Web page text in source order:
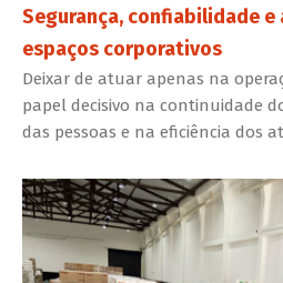
Segurança, confiabilidade
espaços corporativos
Deixar de atuar apenas na
papel decisivo na continuidade
das pessoas e na eficiência dos